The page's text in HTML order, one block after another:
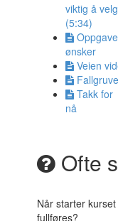
viktig å
(5:34)
ønsker
Veien
Takk for
nå
Ofte
Når starter
fullføres?